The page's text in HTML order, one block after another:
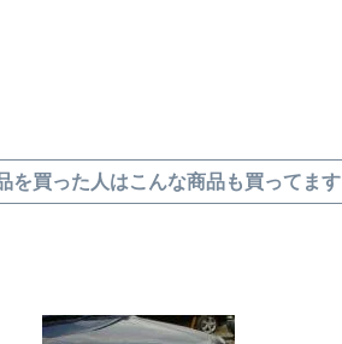
を買った人はこんな商品も買ってます